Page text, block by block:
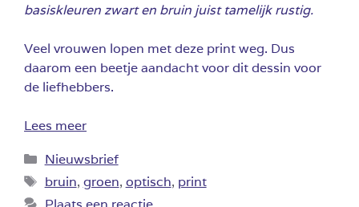
basiskleuren zwart en bruin juist tamelijk rustig.
Veel vrouwen lopen met deze print weg. Dus
daarom een beetje aandacht voor dit dessin voor
de liefhebbers.
Lees meer
Categorieën
Nieuwsbrief
Tags
bruin, groen, optisch, print